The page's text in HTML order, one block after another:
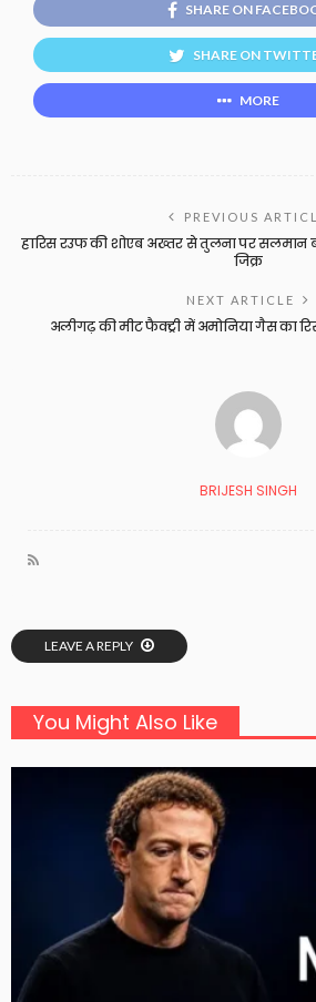
SHARE ON
SHARE ON
MORE
PREVIOUS
हारिस रउफ की शोएब अख्तर से तुलना पर सलमान
जिक्र
NEXT ARTICLE
अलीगढ़ की मीट फैक्ट्री में अमोनिया गैस का
BRIJESH SINGH
LEAVE A REPLY
You Might Also Like